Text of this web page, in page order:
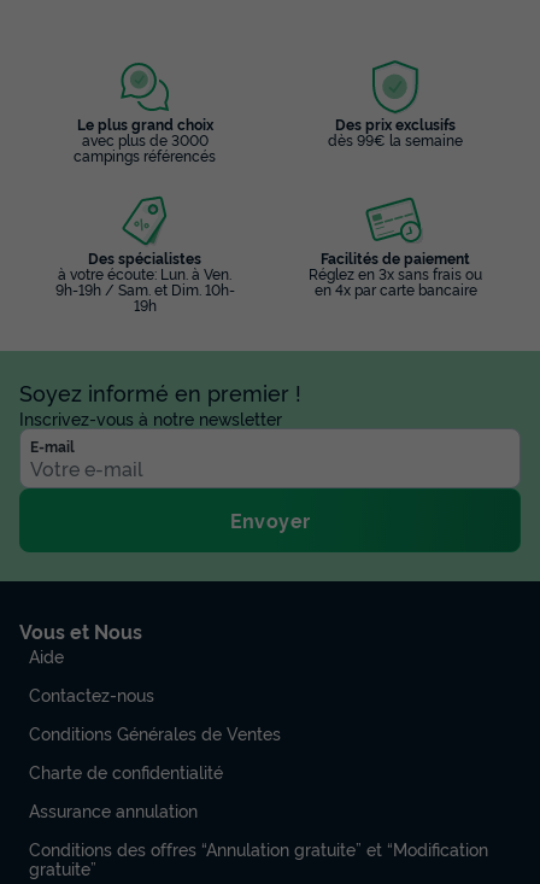
Le plus grand choix
avec plus de 3000
campings référencés
Des prix exclusifs
dès 99€ la semaine
Des spécialistes
à votre écoute: Lun. à Ven.
9h-19h / Sam. et Dim. 10h-
19h
Facilités de paiement
Réglez en 3x sans frais ou
en 4x par carte bancaire
Soyez informé en premier !
Inscrivez-vous à notre newsletter
E-mail
Envoyer
Vous et Nous
Aide
Contactez-nous
Conditions Générales de Ventes
Charte de confidentialité
Assurance annulation
Conditions des offres “Annulation gratuite” et “Modification
gratuite”